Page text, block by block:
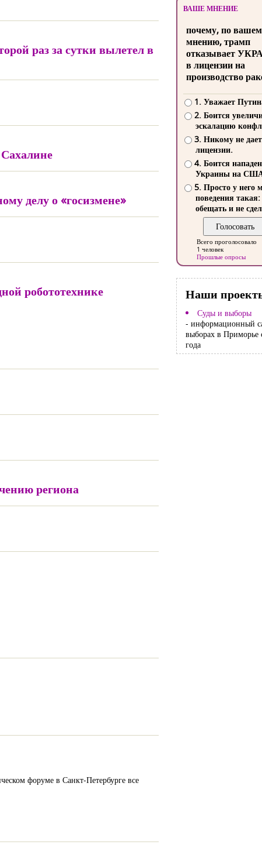
раз за сутки вылетел в
делу о «госизмене»
робототехнике
региона
форуме в Санкт-Петербурге все
ВАШЕ МНЕНИЕ
почему, по
мнению, трамп
отказывает
в лицензии на
производство
1. Уважает
2. Боится
эскалацию
3. Никому не
лицензии.
4. Боится
Украины на
5. Просто у него
поведения такая:
обещать и не
Всего проголосовало
1 человек
Прошлые опросы
Наши
Суды и выборы
- информационный
выборах в Приморье
года